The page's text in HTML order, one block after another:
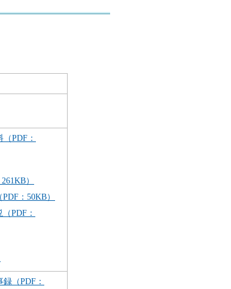
PDF：
）
：50KB）
PDF：
（PDF：